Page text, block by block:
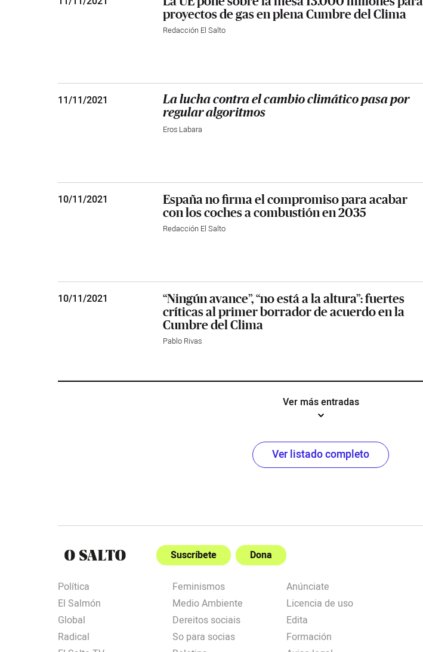
proyectos de gas en plena Cumbre del Clima
Redacción El Salto
11/11/2021
La lucha contra el cambio climático pasa por
regular algoritmos
Eros Labara
10/11/2021
España no firma el compromiso para acabar
con los coches a combustión en 2035
Redacción El Salto
10/11/2021
“Ningún avance”, “no está a la altura”: fuertes
críticas al primer borrador de acuerdo en la
Cumbre del Clima
Pablo Rivas
Ver más entradas
Ver listado completo
Suscríbete Dona
Política
El Salmón
Global
Radical
Feminismos
Medio Ambiente
Dereitos sociais
So para socias
Anúnciate
Licencia de uso
Edita
Formación